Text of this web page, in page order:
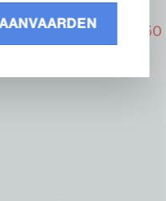
€ 295,00 € 206,50